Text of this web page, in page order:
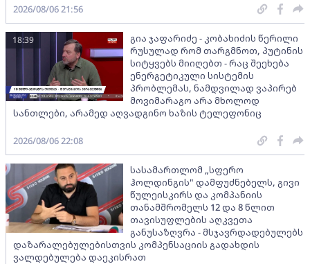
2026/08/06 21:56
გია ჯაფარიძე - კობახიძის წერილი
რუსულად რომ თარგმნოთ, პუტინის
სიტყვებს მიიღებთ - რაც შეეხება
ენერგეტიკული სისტემის
პრობლემას, ნამდვილად ვაპირებ
მოვიმარაგო არა მხოლოდ
სანთლები, არამედ აღვადგინო ხაზის ტელეფონიც
18:39
2026/08/06 22:08
სასამართლომ „სფერო
ჰოლდინგის" დამფუძნებელს, გივი
წულეისკირს და კომპანიის
თანამშრომელს 12 და 8 წლით
თავისუფლების აღკვეთა
განუსაზღვრა - მსჯავრდადებულებს
დაზარალებულებისთვის კომპენსაციის გადახდის
ვალდებულება დაეკისრათ